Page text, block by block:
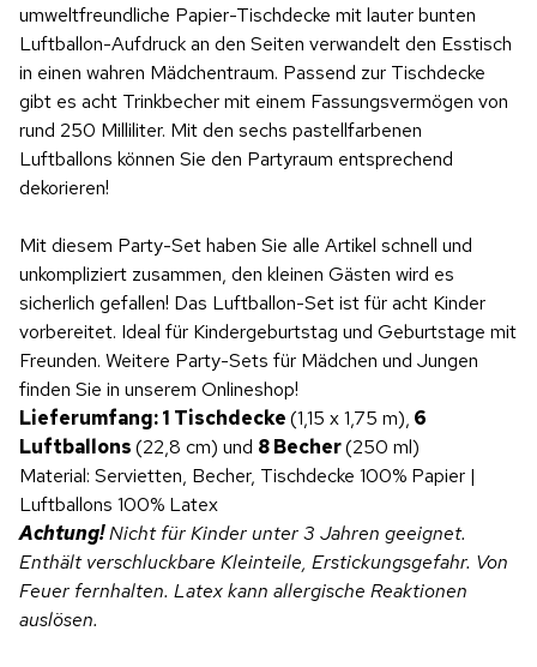
umweltfreundliche Papier-Tischdecke mit lauter bunten
Luftballon-Aufdruck an den Seiten verwandelt den Esstisch
in einen wahren Mädchentraum. Passend zur Tischdecke
gibt es acht Trinkbecher mit einem Fassungsvermögen von
rund 250 Milliliter. Mit den sechs pastellfarbenen
Luftballons können Sie den Partyraum entsprechend
dekorieren!
Mit diesem Party-Set haben Sie alle Artikel schnell und
unkompliziert zusammen, den kleinen Gästen wird es
sicherlich gefallen! Das Luftballon-Set ist für acht Kinder
vorbereitet. Ideal für Kindergeburtstag und Geburtstage mit
Freunden. Weitere Party-Sets für Mädchen und Jungen
finden Sie in unserem Onlineshop!
Lieferumfang:1 Tischdecke(1,15 x 1,75 m), 6
Luftballons(22,8 cm) und 8 Becher(250 ml)
Material: Servietten, Becher, Tischdecke 100% Papier |
Luftballons 100% Latex
Achtung!Nicht für Kinder unter 3 Jahren geeignet.
Enthält verschluckbare Kleinteile, Erstickungsgefahr. Von
Feuer fernhalten. Latex kann allergische Reaktionen
auslösen.